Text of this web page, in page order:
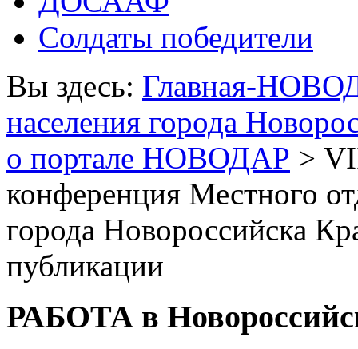
Солдаты победители
Вы здесь: Главная-
населения города
о портале НОВОДАР >
конференция Местного
города Новороссийска
публикации
РАБОТА в